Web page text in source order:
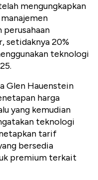
mengungkapkan
perusahaan
setidaknya 20%
teknologi
Glen Hauenstein
harga
yang kemudian
teknologi
tarif
bersedia
premium terkait